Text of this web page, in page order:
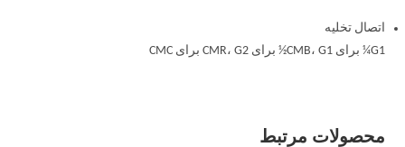
اتصال تخلیه
G1¼ برای CMB، G1½ برای CMR، G2 برای CMC
محصولات مرتبط